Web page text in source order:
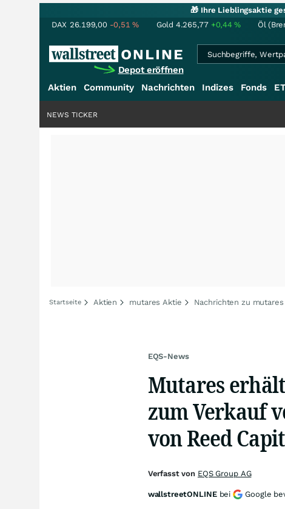
🎁 Ihre Lieblingsaktie
DAX 26.199,00 -0,51% Gold 4.265,77 +0,44% Öl
Depot eröffnen
Aktien Community Nachrichten Indizes Fonds
NEWS TICKER
Startseite Aktien mutares Aktie Nachrichten zu mutares
EQS-News
Mutares
zum Verkauf
von Reed
Verfasst von EQS Group AG
wallstreetONLINE bei Google